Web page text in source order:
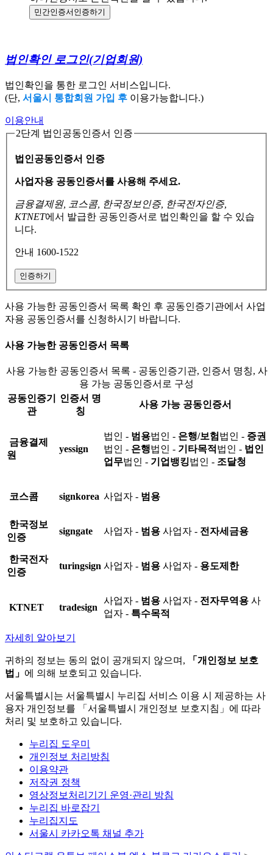
민간인증서 인증하기
법인확인 로그인(기업회원)
법인확인을 통한 로그인 서비스입니다.
(단, 서울시 통합회원 가입 후 이용가능합니다.)
이용안내
2단계 법인공동인증서 인증
법인공동인증서 인증
사업자용 공동인증서를 사용해 주세요.
금융결제원, 코스콤, 한국정보인증, 한국전자인증,
KTNET에서 발급한 공동인증서로 법인확인을 할 수 있습
니다.
안내 1600-1522
인증하기
사용 가능한 공동인증서 목록 확인 후 공동인증기관에서 사업
자용 공동인증서를 신청하시기 바랍니다.
사용 가능한 공동인증서 목록
사용 가능한 공동인증서 목록 - 공동인증기관, 인증서 명칭, 사
용 가능 공동인증서로 구성
공동인증기
관
인증서 명
칭
사용 가능 공동인증서
금융결제
원
yessign
법인 - 범용법인 - 은행/보험 법인 - 증권
법인 - 은행법인 - 기타목적 법인 - 법인
업무법인 - 기업뱅킹법인 - 조달청
코스콤 signkorea 사업자 - 범용
한국정보
인증
signgate 사업자 - 범용 사업자 - 전자세금용
한국전자
인증
turingsign 사업자 - 범용 사업자 - 용도제한
KTNET tradesign
사업자 - 범용 사업자 - 전자무역용 사
업자 - 특수목적
자세히 알아보기
귀하의 정보는 동의 없이 공개되지 않으며,
「개인정보 보호
법」 에 의해 보호되고 있습니다.
서울특별시는 서울특별시 누리집 서비스 이용 시 제공하는 사
용자 개인정보를 「서울특별시 개인정보 보호지침」에 따라
처리 및 보호하고 있습니다.
누리집 도우미
개인정보 처리방침
이용약관
저작권 정책
영상정보처리기기 운영·관리 방침
누리집 바로잡기
누리집지도
서울시 카카오톡 채널 추가